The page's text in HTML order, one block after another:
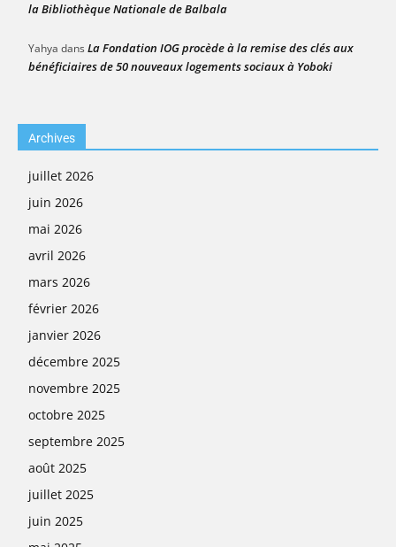
la Bibliothèque Nationale de Balbala
Yahya dans La Fondation IOG procède à la remise des clés aux
bénéficiaires de 50 nouveaux logements sociaux à Yoboki
Archives
juillet 2026
juin 2026
mai 2026
avril 2026
mars 2026
février 2026
janvier 2026
décembre 2025
novembre 2025
octobre 2025
septembre 2025
août 2025
juillet 2025
juin 2025